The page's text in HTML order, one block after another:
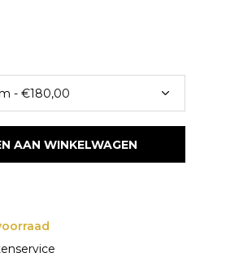
AAN WINKELWAGEN